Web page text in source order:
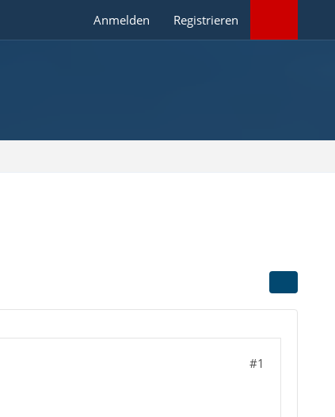
Anmelden Registrieren
#1